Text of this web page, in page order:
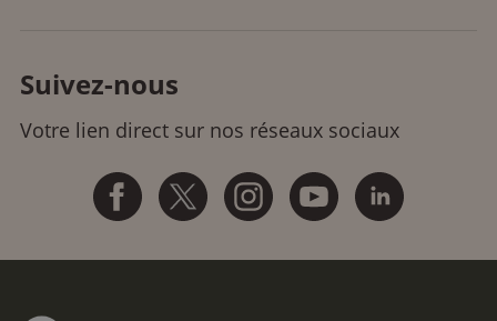
Suivez-nous
Votre lien direct sur nos réseaux sociaux